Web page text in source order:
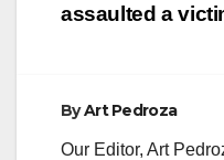
assaulted a
ByArt Pedroza
Our Editor, Art